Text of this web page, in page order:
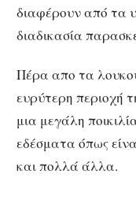
διαφέρουν από τα
διαδικασία
Πέρα απο τα
ευρύτερη περιοχή
μια μεγάλη
εδέσματα όπως
και πολλά άλλα.